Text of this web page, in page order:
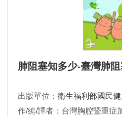
肺阻塞知多少-臺灣肺
出版單位： 衛生福利部國民
作/編/譯者：台灣胸腔暨重症